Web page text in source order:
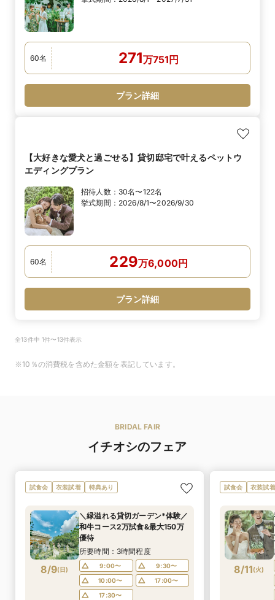
60名 271万751円
プラン詳細
【大好きな愛犬と過ごせる】貸切邸宅で叶えるペットウ
エディングプラン
招待人数： 30名〜122名
挙式期間： 2026/8/1〜2026/9/30
60名 229万6,000円
プラン詳細
全13件中 1件〜13件表示
※10％の消費税を含めた金額を表記しています。
BRIDAL FAIR
イチオシのフェア
試食会 衣装試着 特典あり
8/9(日)
＼緑溢れる貸切ガーデン*体験／
和牛コース2万試食&最大150万
優待
所要時間：3時間程度
9:00〜
9:30〜
10:00〜
17:00〜
17:30〜
試食会 衣装試着
8/11(火)